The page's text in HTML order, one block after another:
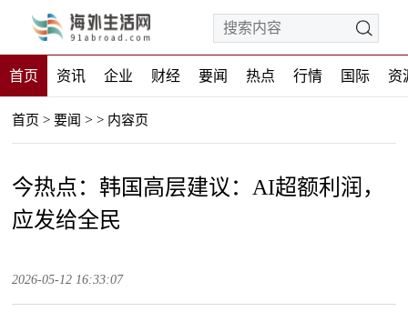
首页 资讯 企业 财经 要闻 热点 行情 国际 资
首页 > 要闻 > > 内容页
今热点：韩国高层建议：AI超额利润，
应发给全民
2026-05-12 16:33:07